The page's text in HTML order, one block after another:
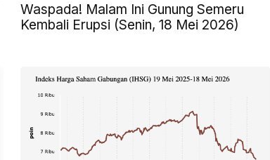
Waspada! Malam Ini Gunung Semeru
Kembali Erupsi (Senin, 18 Mei 2026)